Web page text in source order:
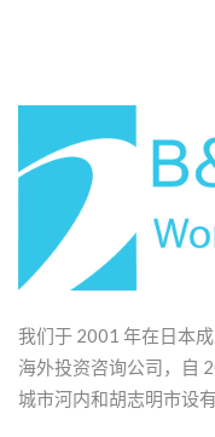
我们于 2001 年在日本
海外投资咨询公司，自
城市河内和胡志明市设